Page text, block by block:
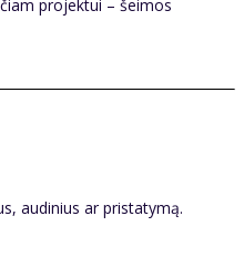
projektui – šeimos
audinius ar pristatymą.